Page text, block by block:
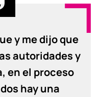
y me dijo que
autoridades y
en el proceso
hay una